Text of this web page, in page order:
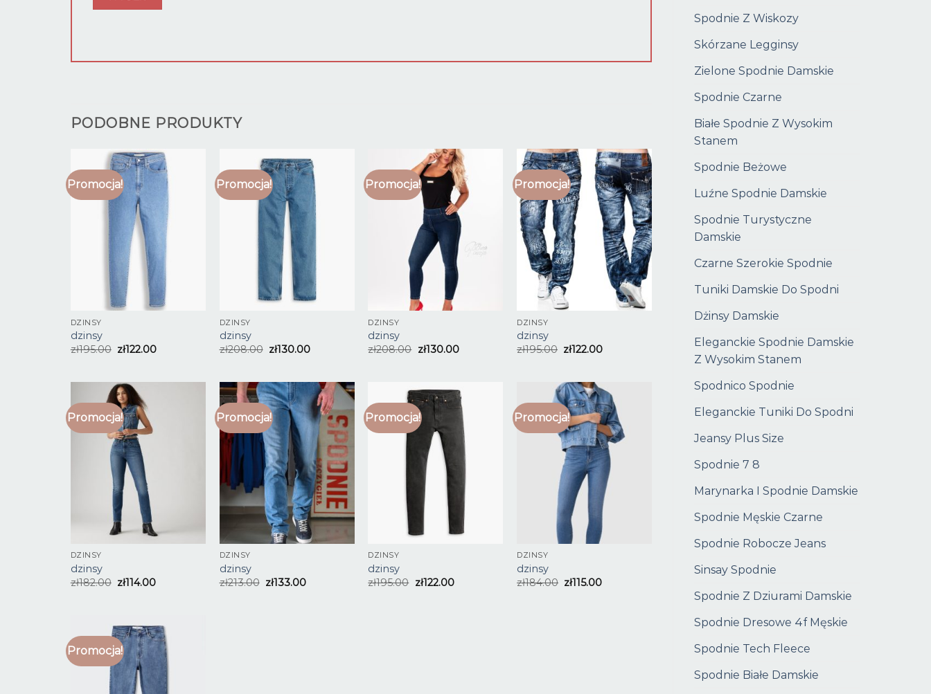
Spodnie Z Wiskozy
Skórzane Legginsy
Zielone Spodnie Damskie
Spodnie Czarne
Białe Spodnie Z Wysokim
Stanem
Spodnie Beżowe
Luźne Spodnie Damskie
Spodnie Turystyczne
Damskie
Czarne Szerokie Spodnie
Tuniki Damskie Do Spodni
Dżinsy Damskie
Eleganckie Spodnie Damskie
Z Wysokim Stanem
Spodnico Spodnie
Eleganckie Tuniki Do Spodni
Jeansy Plus Size
Spodnie 7 8
Marynarka I Spodnie Damskie
Spodnie Męskie Czarne
Spodnie Robocze Jeans
Sinsay Spodnie
Spodnie Z Dziurami Damskie
Spodnie Dresowe 4f Męskie
Spodnie Tech Fleece
Spodnie Białe Damskie
PODOBNE PRODUKTY
Promocja!
DZINSY
dzinsy
zł195.00 zł122.00
Promocja!
DZINSY
dzinsy
zł208.00 zł130.00
Promocja!
DZINSY
dzinsy
zł208.00 zł130.00
Promocja!
DZINSY
dzinsy
zł195.00 zł122.00
Promocja!
DZINSY
dzinsy
zł182.00 zł114.00
Promocja!
DZINSY
dzinsy
zł213.00 zł133.00
Promocja!
DZINSY
dzinsy
zł195.00 zł122.00
Promocja!
DZINSY
dzinsy
zł184.00 zł115.00
Promocja!